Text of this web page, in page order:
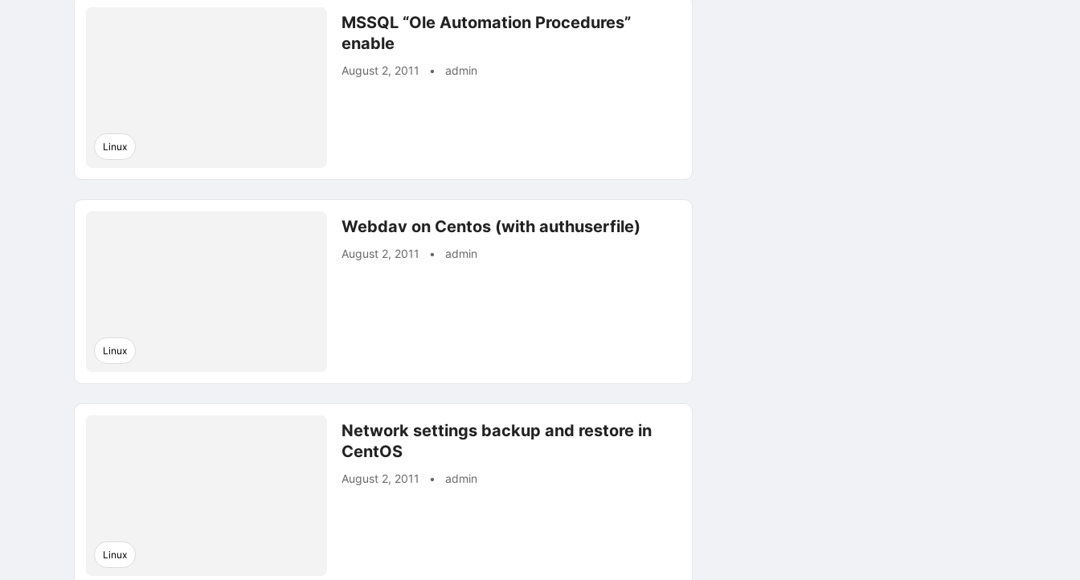
Linux
MSSQL “Ole Automation Procedures”
enable
August 2, 2011 • admin
Linux
Webdav on Centos (with authuserfile)
August 2, 2011 • admin
Linux
Network settings backup and restore in
CentOS
August 2, 2011 • admin